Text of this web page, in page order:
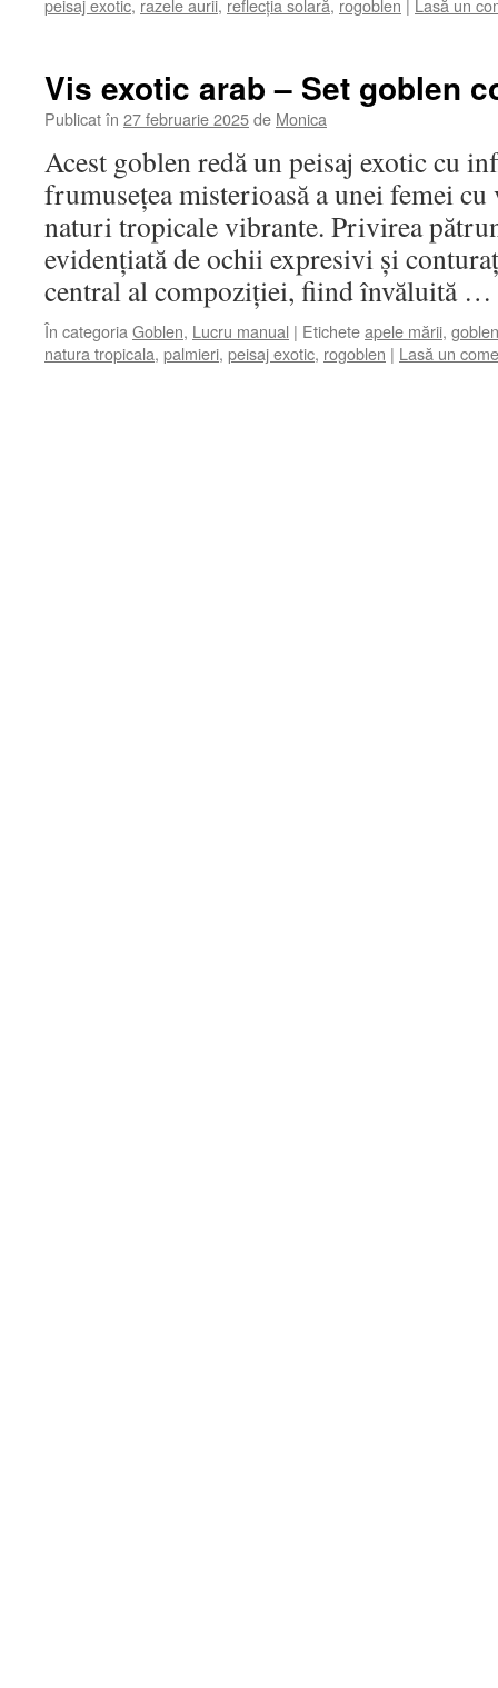
peisaj exotic, razele aurii, reflecția solară, rogoblen | Lasă un
Vis exotic arab – Set goblen
Publicat în 27 februarie 2025de Monica
Acest goblen redă un peisaj exotic cu
frumusețea misterioasă a unei femei
naturi tropicale vibrante. Privirea
evidențiată de ochii expresivi și
central al compoziției, fiind învăluită …
În categoria Goblen, Lucru manual | Eticheteapele mării, goblen
natura tropicala, palmieri, peisaj exotic, rogoblen | Lasă un